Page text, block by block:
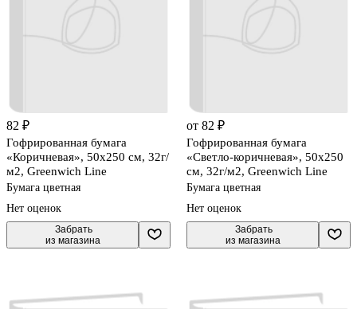
82 ₽
Гофрированная бумага
«Коричневая», 50х250 см, 32г/
м2, Greenwich Line
Бумага цветная
Нет оценок
Забрать
из магазина
от 82 ₽
Гофрированная бумага
«Светло-коричневая», 50х250
см, 32г/м2, Greenwich Line
Бумага цветная
Нет оценок
Забрать
из магазина